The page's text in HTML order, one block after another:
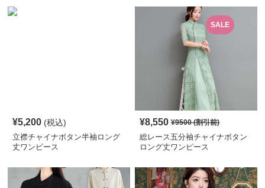
¥5,200 (税込)
立襟チャイナボタン半袖ロング
丈ワンピース
SALE
¥8,550 ¥9500(割引前)
総レース五分袖チャイナボタン
ロング丈ワンピース